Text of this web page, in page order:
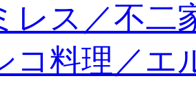
レス／不二
コ料理／エ